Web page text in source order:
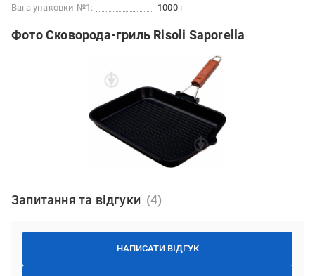
Вага упаковки №1:
1000 г
Фото Сковорода-гриль Risoli Saporella
Запитання та відгуки
НАПИСАТИ ВІДГУК